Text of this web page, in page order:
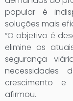
popular é
soluções mais
“O objetivo é
elimine os
segurança
crescimento e
afirmou.